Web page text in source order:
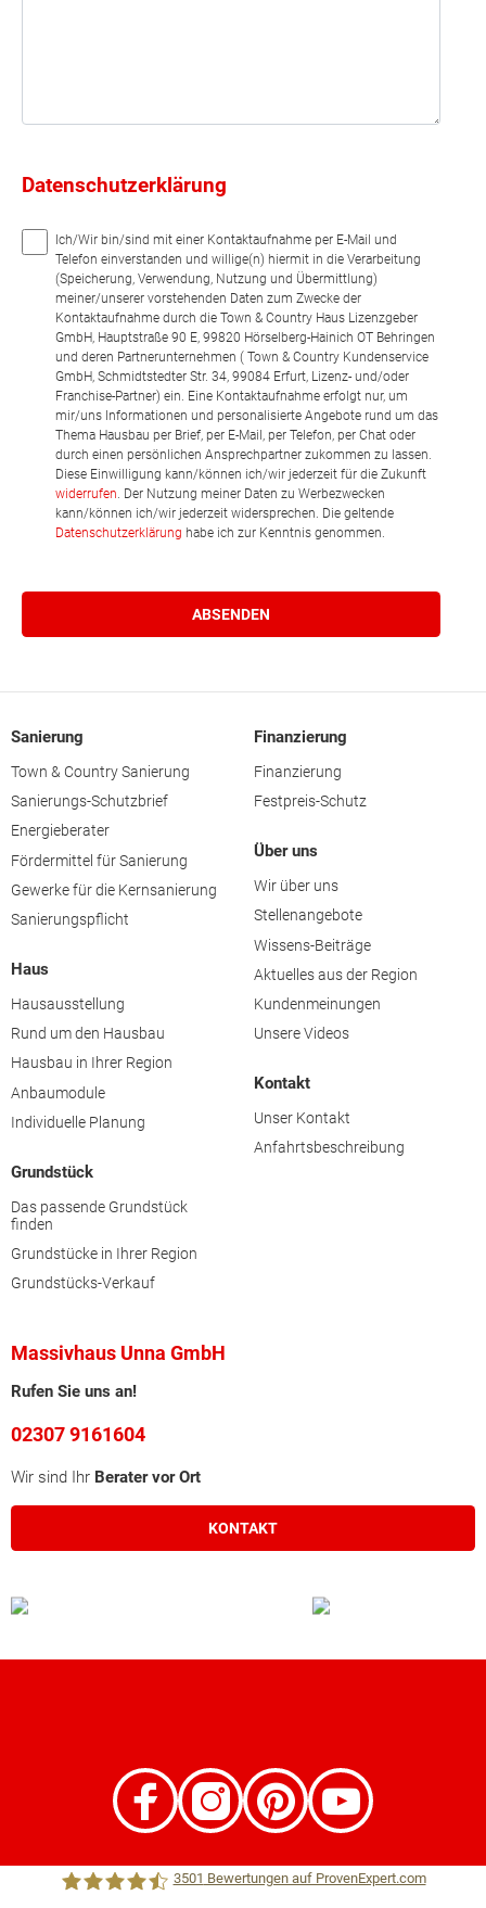
Datenschutzerklärung
Ich/Wir bin/sind mit einer Kontaktaufnahme per E-Mail und
Telefon einverstanden und willige(n) hiermit in die Verarbeitung
(Speicherung, Verwendung, Nutzung und Übermittlung)
meiner/unserer vorstehenden Daten zum Zwecke der
Kontaktaufnahme durch die Town & Country Haus Lizenzgeber
GmbH, Hauptstraße 90 E, 99820 Hörselberg-Hainich OT Behringen
und deren Partnerunternehmen ( Town & Country Kundenservice
GmbH, Schmidtstedter Str. 34, 99084 Erfurt, Lizenz- und/oder
Franchise-Partner) ein. Eine Kontaktaufnahme erfolgt nur, um
mir/uns Informationen und personalisierte Angebote rund um das
Thema Hausbau per Brief, per E-Mail, per Telefon, per Chat oder
durch einen persönlichen Ansprechpartner zukommen zu lassen.
Diese Einwilligung kann/können ich/wir jederzeit für die Zukunft
widerrufen. Der Nutzung meiner Daten zu Werbezwecken
kann/können ich/wir jederzeit widersprechen. Die geltende
Datenschutzerklärung habe ich zur Kenntnis genommen.
Sanierung
Town & Country Sanierung
Sanierungs-Schutzbrief
Energieberater
Fördermittel für Sanierung
Gewerke für die Kernsanierung
Sanierungspflicht
Haus
Hausausstellung
Rund um den Hausbau
Hausbau in Ihrer Region
Anbaumodule
Individuelle Planung
Grundstück
Das passende Grundstück
finden
Grundstücke in Ihrer Region
Grundstücks-Verkauf
Finanzierung
Finanzierung
Festpreis-Schutz
Über uns
Wir über uns
Stellenangebote
Wissens-Beiträge
Aktuelles aus der Region
Kundenmeinungen
Unsere Videos
Kontakt
Unser Kontakt
Anfahrtsbeschreibung
Massivhaus Unna GmbH
Rufen Sie uns an!
02307 9161604
Wir sind Ihr Berater vor Ort
KONTAKT
3501 Bewertungen auf ProvenExpert.com